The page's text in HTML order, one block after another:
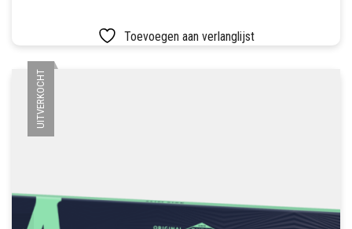
Toevoegen aan verlanglijst
UITVERKOCHT